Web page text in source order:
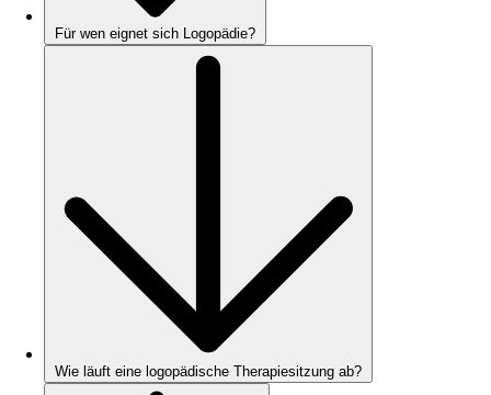
Für wen eignet sich Logopädie?
Wie läuft eine logopädische Therapiesitzung ab?